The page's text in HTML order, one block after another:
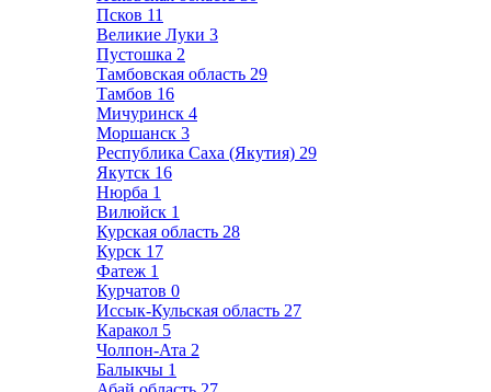
Псков 11
Великие Луки 3
Пустошка 2
Тамбовская область 29
Тамбов 16
Мичуринск 4
Моршанск 3
Республика Саха (Якутия) 29
Якутск 16
Нюрба 1
Вилюйск 1
Курская область 28
Курск 17
Фатеж 1
Курчатов 0
Иссык-Кульская область 27
Каракол 5
Чолпон-Ата 2
Балыкчы 1